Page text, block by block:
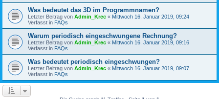
Was bedeutet das 3D im Programmnamen?
Letzter Beitrag von Admin_Krec « Mittwoch 16. Januar 2019, 09:24
Verfasst in FAQs
Warum periodisch eingeschwungene Rechnung?
Letzter Beitrag von Admin_Krec « Mittwoch 16. Januar 2019, 09:16
Verfasst in FAQs
Was bedeutet periodisch eingeschwungen?
Letzter Beitrag von Admin_Krec « Mittwoch 16. Januar 2019, 09:07
Verfasst in FAQs